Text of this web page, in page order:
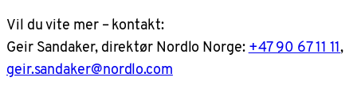
Vil du vite mer – kontakt:
Geir Sandaker, direktør Nordlo Norge:+47 90 67 11 11,
geir.sandaker@nordlo.com